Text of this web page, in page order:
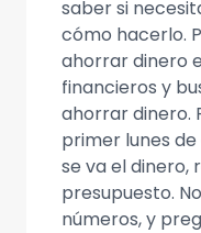
saber si
cómo hacerlo.
ahorrar dinero
financieros y
ahorrar dinero.
primer lunes
se va el dinero,
presupuesto.
números, y